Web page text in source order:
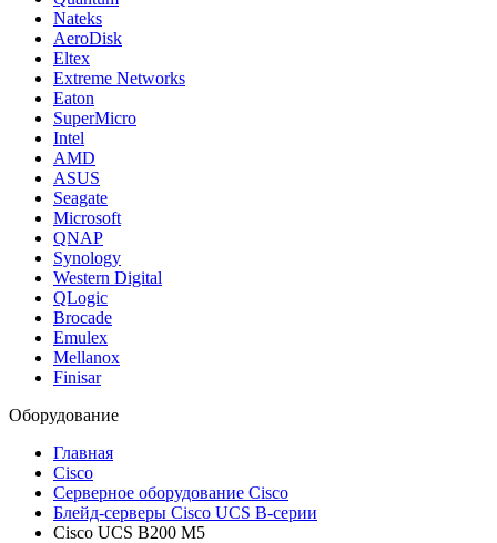
Nateks
AeroDisk
Eltex
Extreme Networks
Eaton
SuperMicro
Intel
AMD
ASUS
Seagate
Microsoft
QNAP
Synology
Western Digital
QLogic
Brocade
Emulex
Mellanox
Finisar
Оборудование
Главная
Cisco
Серверное оборудование Cisco
Блейд-серверы Cisco UCS B-серии
Cisco UCS B200 M5